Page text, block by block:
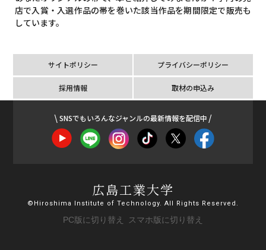
店で入賞・入選作品の帯を巻いた該当作品を期間限定で販売も
しています。
サイトポリシー プライバシーポリシー
採用情報 取材の申込み
SNSでもいろんなジャンルの最新情報を配信中
広島工業大学
©Hiroshima Institute of Technology. All Rights Reserved.
PC版に切り替え スマホ版に切り替え